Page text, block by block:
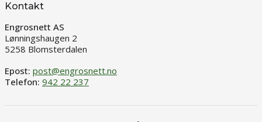
Kontakt
Engrosnett AS
Lønningshaugen 2
5258 Blomsterdalen
Epost: post@engrosnett.no
Telefon: 942 22 237